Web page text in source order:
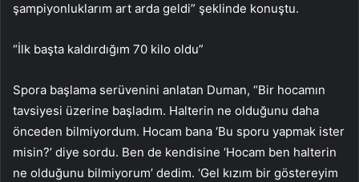
şampiyonluklarım art arda geldi” şeklinde konuştu.
“İlk başta kaldırdığım 70 kilo oldu”
Spora başlama serüvenini anlatan Duman, “Bir hocamın
tavsiyesi üzerine başladım. Halterin ne olduğunu daha
önceden bilmiyordum. Hocam bana ‘Bu sporu yapmak ister
misin?’ diye sordu. Ben de kendisine ‘Hocam ben halterin
ne olduğunu bilmiyorum’ dedim. ‘Gel kızım bir göstereyim